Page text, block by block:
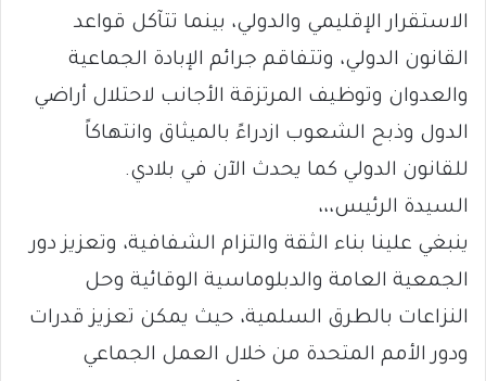
الاستقرار الإقليمي والدولي، بينما تتآكل قواعد
القانون الدولي، وتتفاقم جرائم الإبادة الجماعية
والعدوان وتوظيف المرتزقة الأجانب لاحتلال أراضي
الدول وذبح الشعوب ازدراءً بالميثاق وانتهاكاً
للقانون الدولي كما يحدث الآن في بلادي.
السيدة الرئيس،،،
ينبغي علينا بناء الثقة والتزام الشفافية، وتعزيز دور
الجمعية العامة والدبلوماسية الوقائية وحل
النزاعات بالطرق السلمية، حيث يمكن تعزيز قدرات
ودور الأمم المتحدة من خلال العمل الجماعي